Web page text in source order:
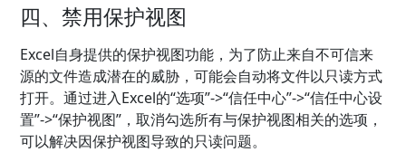
四、禁用保护视图
Excel自身提供的保护视图功能，为了防止来自不可信来
源的文件造成潜在的威胁，可能会自动将文件以只读方式
打开。通过进入Excel的“选项”->“信任中心”->“信任中心设
置”->“保护视图”，取消勾选所有与保护视图相关的选项，
可以解决因保护视图导致的只读问题。